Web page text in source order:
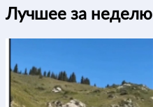
Лучшее за неделю